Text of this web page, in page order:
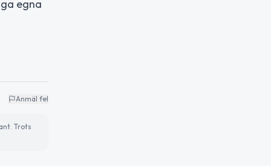
egna
Anmäl fel
Trots